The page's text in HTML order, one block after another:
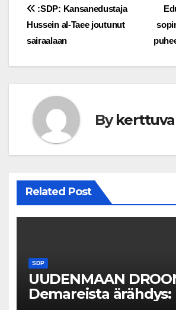
Post
navigation
:SDP: Kansanedustaja
Hussein al-Taee joutunut
sairaalaan
By
Related Post
SDP
UUDENMAAN
Demareista ärähdys: